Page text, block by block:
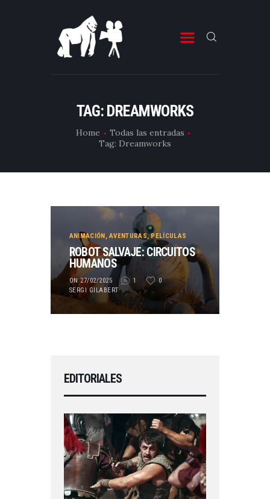
TAG: DREAMWORKS
Home
Todas las entradas
Tag: Dreamworks
ESTRENOS DE TELEVISIÓN
CRÍTICAS
ARTÍCULOS
ESPECIALES
EDITORIALES
EQUIPO DE BBK
TÉRMINOS Y CONDICIONES
ANIMACIÓN,AVENTURAS,PELÍCULAS
ROBOT SALVAJE: CIRCUITOS
HUMANOS
ON 27/02/2025 1
0
SERGI GILABERT
EDITORIALES